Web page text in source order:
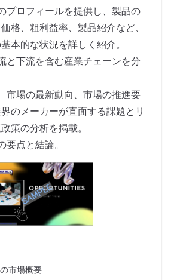
プロフィールを提供し、製品の
格、粗利益率、製品紹介など、
本的な状況を詳しく紹介。
と下流を含む産業チェーンを分
市場の最新動向、市場の推進要
のメーカーが直面する課題とリ
策の分析を掲載。
点と結論。
市場概要